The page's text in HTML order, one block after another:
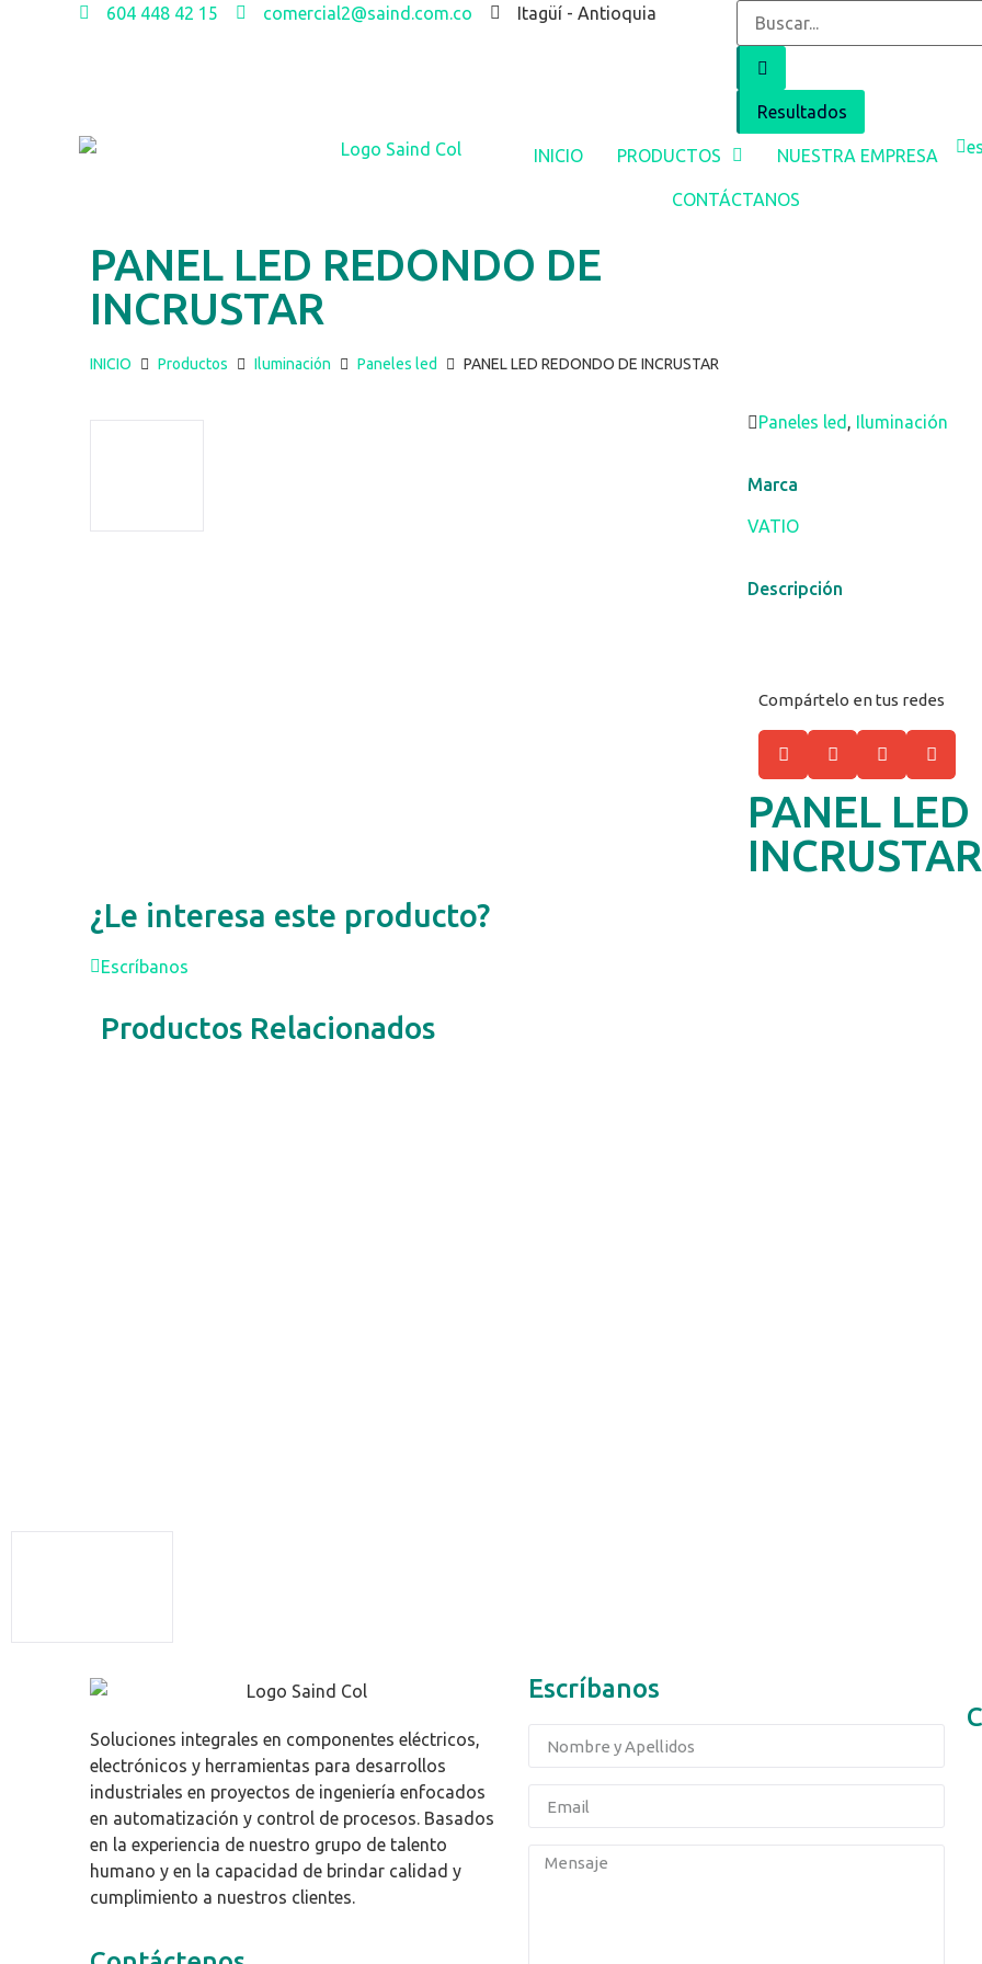
604 448 42 15 comercial2@saind.com.co Itagüí - Antioquia
Resultados
INICIO PRODUCTOS NUESTRA EMPRESA
CONTÁCTANOS
PANEL LED REDONDO DE
INCRUSTAR
INICIO Productos Iluminación Paneles led PANEL LED REDONDO DE INCRUSTAR
Paneles led , Iluminación
Marca
VATIO
Descripción
Compártelo en tus redes
PANEL
INCRUSTAR
¿Le interesa este producto?
Escríbanos
Productos Relacionados
Soluciones integrales en componentes eléctricos,
electrónicos y herramientas para desarrollos
industriales en proyectos de ingeniería enfocados
en automatización y control de procesos. Basados
en la experiencia de nuestro grupo de talento
humano y en la capacidad de brindar calidad y
cumplimiento a nuestros clientes.
Escríbanos